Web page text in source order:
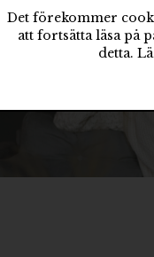
Det förekommer
att fortsätta läsa på
detta.